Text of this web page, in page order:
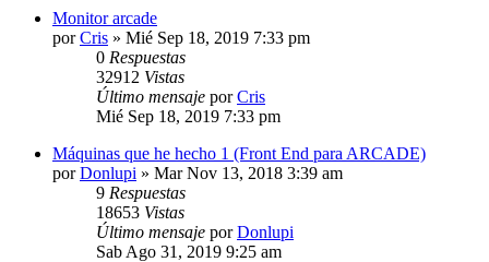
Monitor arcade
porCris » Mié Sep 18, 2019 7:33 pm
0 Respuestas
32912 Vistas
Último mensaje porCris
Mié Sep 18, 2019 7:33 pm
Máquinas que he hecho 1 (Front End para ARCADE)
porDonlupi » Mar Nov 13, 2018 3:39 am
9 Respuestas
18653 Vistas
Último mensaje porDonlupi
Sab Ago 31, 2019 9:25 am